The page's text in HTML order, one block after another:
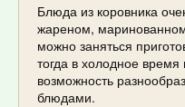
Блюда из коровника
жареном,
можно заняться
тогда в холодное время
возможность
блюдами.